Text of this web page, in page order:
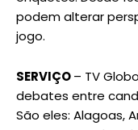
podem alterar
jogo.
SERVIÇO– TV
debates entre
São eles: Alagoas,